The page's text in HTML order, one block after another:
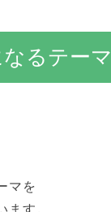
るテーマ
マを
ます。